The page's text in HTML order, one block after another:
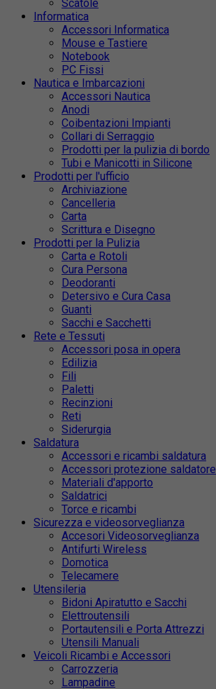
Scatole
Informatica
Accessori Informatica
Mouse e Tastiere
Notebook
PC Fissi
Nautica e Imbarcazioni
Accessori Nautica
Anodi
Coibentazioni Impianti
Collari di Serraggio
Prodotti per la pulizia di bordo
Tubi e Manicotti in Silicone
Prodotti per l'ufficio
Archiviazione
Cancelleria
Carta
Scrittura e Disegno
Prodotti per la Pulizia
Carta e Rotoli
Cura Persona
Deodoranti
Detersivo e Cura Casa
Guanti
Sacchi e Sacchetti
Rete e Tessuti
Accessori posa in opera
Edilizia
Fili
Paletti
Recinzioni
Reti
Siderurgia
Saldatura
Accessori e ricambi saldatura
Accessori protezione saldatore
Materiali d'apporto
Saldatrici
Torce e ricambi
Sicurezza e videosorveglianza
Accesori Videosorveglianza
Antifurti Wireless
Domotica
Telecamere
Utensileria
Bidoni Apiratutto e Sacchi
Elettroutensili
Portautensili e Porta Attrezzi
Utensili Manuali
Veicoli Ricambi e Accessori
Carrozzeria
Lampadine